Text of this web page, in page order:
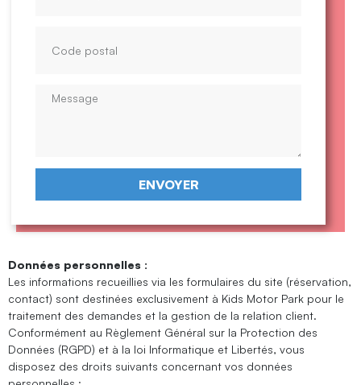
ENVOYER
Données personnelles :
Les informations recueillies via les formulaires du site (réservation,
contact) sont destinées exclusivement à Kids Motor Park pour le
traitement des demandes et la gestion de la relation client.
Conformément au Règlement Général sur la Protection des
Données (RGPD) et à la loi Informatique et Libertés, vous
disposez des droits suivants concernant vos données